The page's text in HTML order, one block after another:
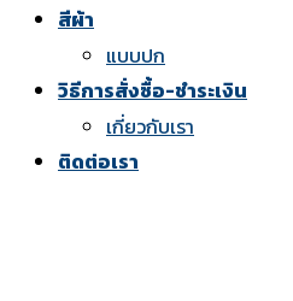
สีผ้า
แบบปก
วิธีการสั่งซื้อ-ชำระเงิน
เกี่ยวกับเรา
ติดต่อเรา